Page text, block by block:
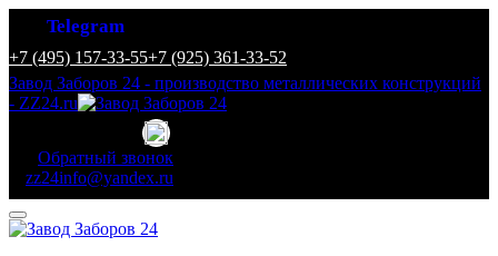
+7 (495) 157-33-55+7 (925) 361-33-52
Завод Заборов 24 - производство металлических конструкций
- ZZ24.ru
Telegram
Обратный звонок
zz24info@yandex.ru